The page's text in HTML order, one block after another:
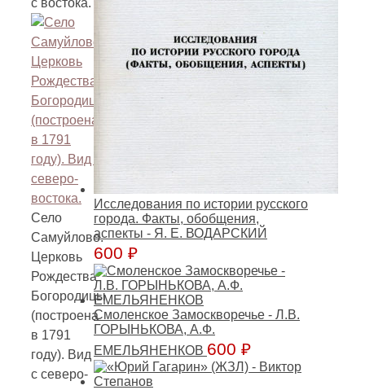
с востока.
Село
Самуйлово.
Церковь
Рождества
Богородицы
(построена
в 1791
году). Вид
с северо-
Исследования по истории русского
города. Факты, обобщения,
аспекты - Я. Е. ВОДАРСКИЙ
600 ₽
Смоленское Замоскворечье - Л.В.
ГОРЫНЬКОВА, А.Ф.
ЕМЕЛЬЯНЕНКОВ 600 ₽